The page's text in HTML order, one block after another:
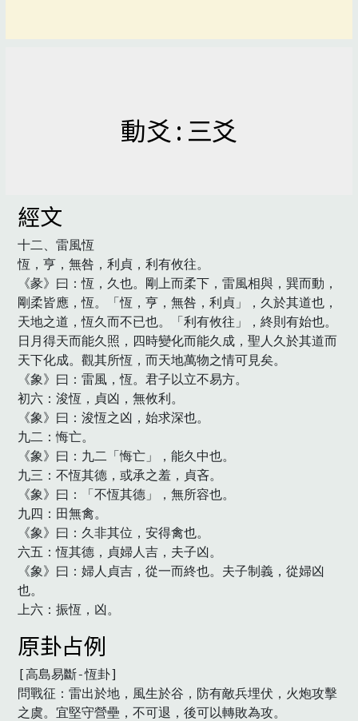
動爻 : 三爻
經文
十二、雷風恆
恆，亨，無咎，利貞，利有攸往。
《彖》曰：恆，久也。剛上而柔下，雷風相與，巽而動，
剛柔皆應，恆。「恆，亨，無咎，利貞」，久於其道也，
天地之道，恆久而不已也。「利有攸往」，終則有始也。
日月得天而能久照，四時變化而能久成，聖人久於其道而
天下化成。觀其所恆，而天地萬物之情可見矣。
《象》曰：雷風，恆。君子以立不易方。
初六：浚恆，貞凶，無攸利。
《象》曰：浚恆之凶，始求深也。
九二：悔亡。
《象》曰：九二「悔亡」，能久中也。
九三：不恆其德，或承之羞，貞吝。
《象》曰：「不恆其德」，無所容也。
九四：田無禽。
《象》曰：久非其位，安得禽也。
六五：恆其德，貞婦人吉，夫子凶。
《象》曰：婦人貞吉，從一而終也。夫子制義，從婦凶
也。
上六：振恆，凶。
原卦占例
[高島易斷-恆卦]
問戰征：雷出於地，風生於谷，防有敵兵埋伏，火炮攻擊
之虞。宜堅守營壘，不可退，後可以轉敗為攻。